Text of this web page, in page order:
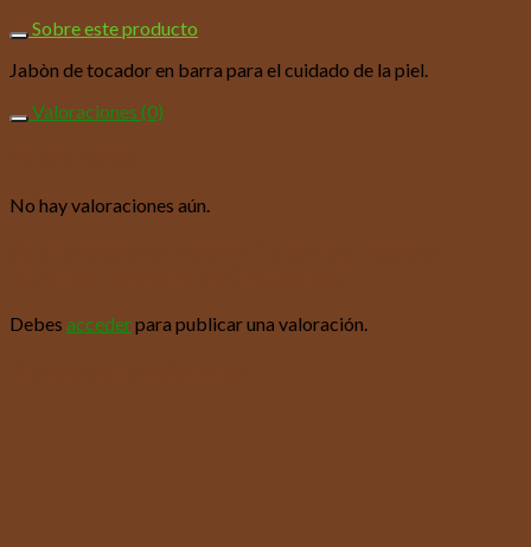
Sobre este producto
Jabòn de tocador en barra para el cuidado de la piel.
Valoraciones (0)
No hay valoraciones aún.
Debes accederpara publicar una valoración.